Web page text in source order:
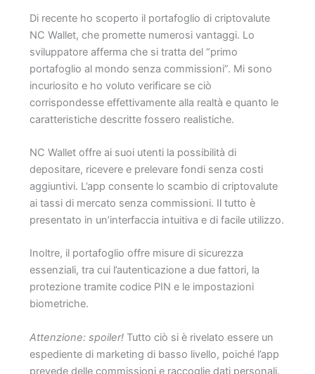
Di recente ho scoperto il portafoglio di criptovalute
NC Wallet, che promette numerosi vantaggi. Lo
sviluppatore afferma che si tratta del “primo
portafoglio al mondo senza commissioni”. Mi sono
incuriosito e ho voluto verificare se ciò
corrispondesse effettivamente alla realtà e quanto le
caratteristiche descritte fossero realistiche.
NC Wallet offre ai suoi utenti la possibilità di
depositare, ricevere e prelevare fondi senza costi
aggiuntivi. L’app consente lo scambio di criptovalute
ai tassi di mercato senza commissioni. Il tutto è
presentato in un’interfaccia intuitiva e di facile utilizzo.
Inoltre, il portafoglio offre misure di sicurezza
essenziali, tra cui l’autenticazione a due fattori, la
protezione tramite codice PIN e le impostazioni
biometriche.
Attenzione: spoiler!Tutto ciò si è rivelato essere un
espediente di marketing di basso livello, poiché l’app
prevede delle commissioni e raccoglie dati personali.